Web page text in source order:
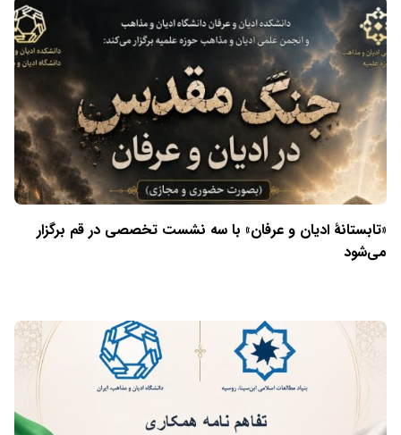
«تابستانهٔ ادیان و عرفان» با سه نشست تخصصی در قم برگزار
می‌شود